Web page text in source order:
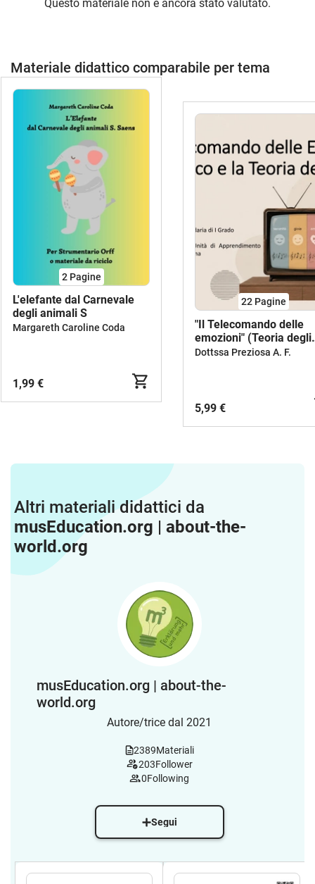
Questo materiale non è ancora stato valutato.
Materiale didattico comparabile per tema
2 Pagine
L'elefante dal Carnevale
degli animali S
Margareth Caroline Coda
1,99 €
22 Pagine
"Il Telecomando delle
emozioni" (Teoria degli
Affetti)
Dottssa Preziosa A. F.
5,99 €
Altri materiali didattici da
musEducation.org | about-the-
world.org
musEducation.org | about-the-
world.org
Autore/trice dal 2021
2389Materiali
203Follower
0Following
Segui